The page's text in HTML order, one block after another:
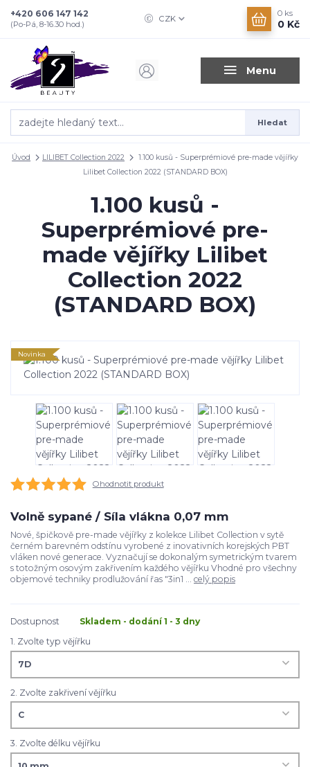
Menu
CZK
Hledat
+420 606 147 142
(Po-Pá, 8-16.30 hod.)
0 ks
0 Kč
Úvod LILIBET Collection 2022
1.100 kusů - Superprémiové pre-made vějířky
Lilibet Collection 2022 (STANDARD BOX)
1.100 kusů -
Superprémiové pre-
made vějířky Lilibet
Collection 2022
(STANDARD BOX)
Novinka
Ohodnotit produkt
Volně sypané / Síla vlákna 0,07 mm
Nové, špičkově pre-made vějířky z kolekce Lilibet Collection v sytě
černém barevném odstínu vyrobené z inovativních korejských PBT
vláken nové generace. Vyznačují se dokonalým symetrickým tvarem
s totožným osovým zakřivením každého vějířku Vhodné pro všechny
objemové techniky prodlužování řas "3in1 ... celý popis
Dostupnost
Skladem - dodání 1 - 3 dny
1. Zvolte typ vějířku
2. Zvolte zakřivení vějířku
3. Zvolte délku vějířku